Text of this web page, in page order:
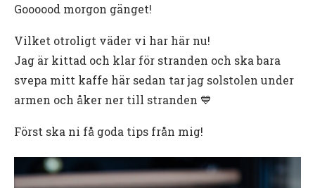
Goooood morgon gänget!
Vilket otroligt väder vi har här nu!
Jag är kittad och klar för stranden och ska bara
svepa mitt kaffe här sedan tar jag solstolen under
armen och åker ner till stranden 💙
Först ska ni få goda tips från mig!